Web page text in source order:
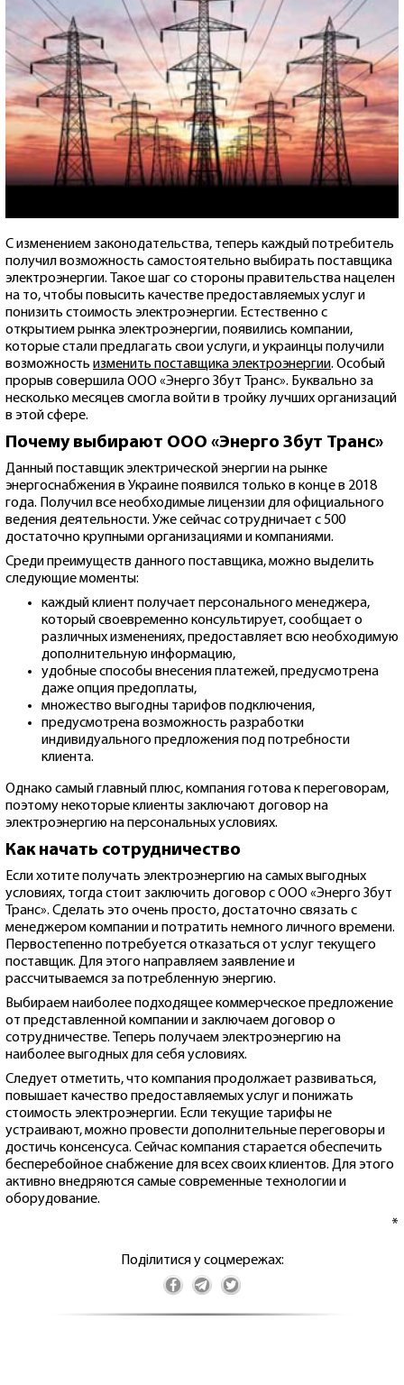
С изменением законодательства, теперь каждый потребитель
получил возможность самостоятельно выбирать поставщика
электроэнергии. Такое шаг со стороны правительства нацелен
на то, чтобы повысить качестве предоставляемых услуг и
понизить стоимость электроэнергии. Естественно с
открытием рынка электроэнергии, появились компании,
которые стали предлагать свои услуги, и украинцы получили
возможность изменить поставщика электроэнергии. Особый
прорыв совершила ООО «Энерго Збут Транс». Буквально за
несколько месяцев смогла войти в тройку лучших организаций
в этой сфере.
Почему выбирают ООО «Энерго Збут Транс»
Данный поставщик электрической энергии на рынке
энергоснабжения в Украине появился только в конце в 2018
года. Получил все необходимые лицензии для официального
ведения деятельности. Уже сейчас сотрудничает с 500
достаточно крупными организациями и компаниями.
Среди преимуществ данного поставщика, можно выделить
следующие моменты:
каждый клиент получает персонального менеджера,
который своевременно консультирует, сообщает о
различных изменениях, предоставляет всю необходимую
дополнительную информацию,
удобные способы внесения платежей, предусмотрена
даже опция предоплаты,
множество выгодны тарифов подключения,
предусмотрена возможность разработки
индивидуального предложения под потребности
клиента.
Однако самый главный плюс, компания готова к переговорам,
поэтому некоторые клиенты заключают договор на
электроэнергию на персональных условиях.
Как начать сотрудничество
Если хотите получать электроэнергию на самых выгодных
условиях, тогда стоит заключить договор с ООО «Энерго Збут
Транс». Сделать это очень просто, достаточно связать с
менеджером компании и потратить немного личного времени.
Первостепенно потребуется отказаться от услуг текущего
поставщик. Для этого направляем заявление и
рассчитываемся за потребленную энергию.
Выбираем наиболее подходящее коммерческое предложение
от представленной компании и заключаем договор о
сотрудничестве. Теперь получаем электроэнергию на
наиболее выгодных для себя условиях.
Следует отметить, что компания продолжает развиваться,
повышает качество предоставляемых услуг и понижать
стоимость электроэнергии. Если текущие тарифы не
устраивают, можно провести дополнительные переговоры и
достичь консенсуса. Сейчас компания старается обеспечить
бесперебойное снабжение для всех своих клиентов. Для этого
активно внедряются самые современные технологии и
оборудование.
*
Поділитися у соцмережах: